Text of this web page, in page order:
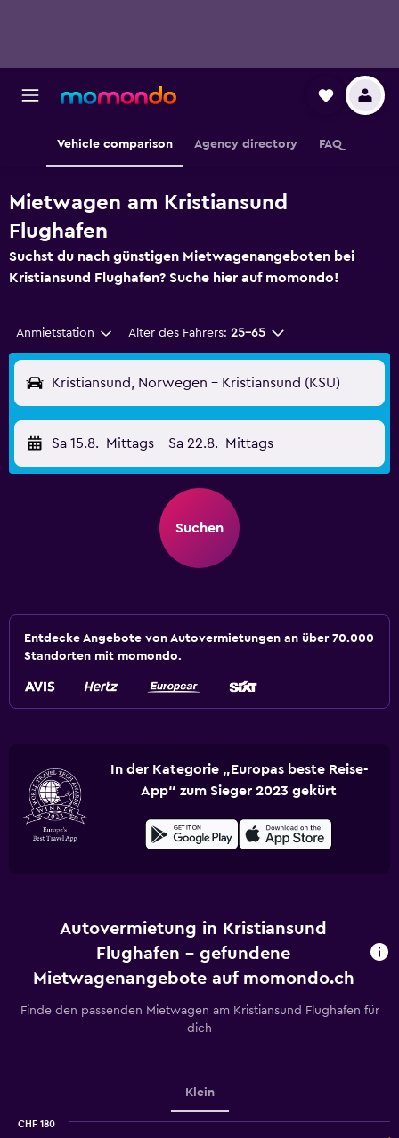
Vehicle comparison Agency directory FAQ
Mietwagen am Kristiansund
Flughafen
Suchst du nach günstigen Mietwagenangeboten bei
Kristiansund Flughafen? Suche hier auf momondo!
Anmietstation Alter des Fahrers: 25-65
Kristiansund, Norwegen - Kristiansund (KSU)
Sa 15.8. Mittags - Sa 22.8. Mittags
Suchen
Entdecke Angebote von Autovermietungen an über 70.000
Standorten mit momondo.
In der Kategorie „Europas beste Reise-
App“ zum Sieger 2023 gekürt
Autovermietung in Kristiansund
Flughafen - gefundene
Mietwagenangebote auf momondo.ch
Finde den passenden Mietwagen am Kristiansund Flughafen für
dich
Klein
CHF 180